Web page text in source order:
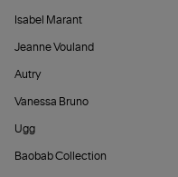
Isabel Marant
Jeanne Vouland
Autry
Vanessa Bruno
Ugg
Baobab Collection